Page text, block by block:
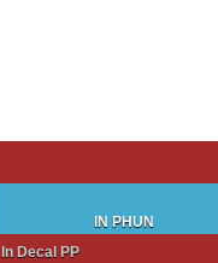
IN PHUN
In Decal PP